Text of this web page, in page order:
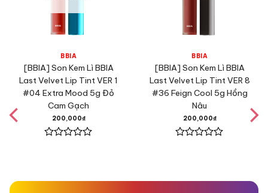
BBIA
[BBIA] Son Kem Lì BBIA
Last Velvet Lip Tint VER 1
#04 Extra Mood 5g Đỏ
Cam Gạch
200,000₫
5
BBIA
[BBIA] Son Kem Lì BBIA
Last Velvet Lip Tint VER 8
#36 Feign Cool 5g Hồng
Nâu
200,000₫
5